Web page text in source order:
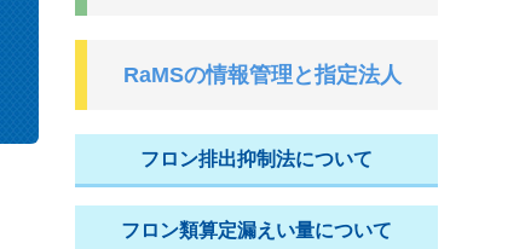
RaMSの情報管理と指定法人
フロン排出抑制法について
フロン類算定漏えい量について